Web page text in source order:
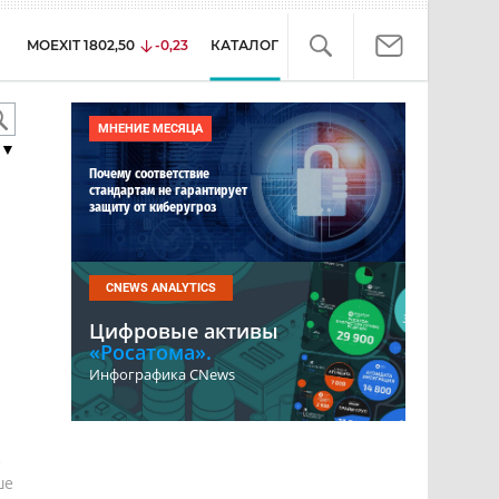
MOEXIT 1802,50 -0,23 КАТАЛОГ
МНЕНИЕ МЕСЯЦА
Почему соответствие
стандартам не гарантирует
защиту от киберугроз
CNEWS ANALYTICS
Цифровые активы
«Росатома».
Инфографика CNews